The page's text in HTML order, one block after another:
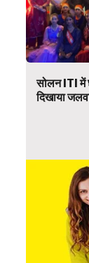
सोलन ITI में
दिखाया